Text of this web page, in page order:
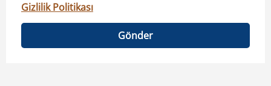
Gizlilik Politikası
Gönder